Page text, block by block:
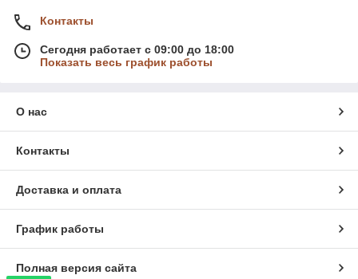
Контакты
Сегодня работает с 09:00 до 18:00
Показать весь график работы
О нас
Контакты
Доставка и оплата
График работы
Полная версия сайта